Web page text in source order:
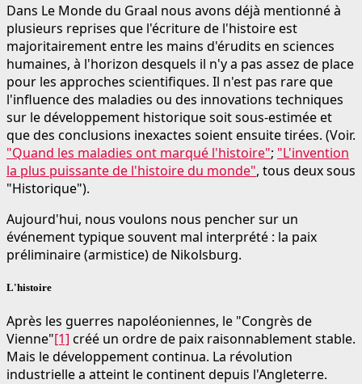
Dans Le Monde du Graal nous avons déjà mentionné à
plusieurs reprises que l'écriture de l'histoire est
majoritairement entre les mains d'érudits en sciences
humaines, à l'horizon desquels il n'y a pas assez de place
pour les approches scientifiques. Il n'est pas rare que
l'influence des maladies ou des innovations techniques
sur le développement historique soit sous-estimée et
que des conclusions inexactes soient ensuite tirées. (Voir.
"Quand les maladies ont marqué l'histoire"; "L'invention
la plus puissante de l'histoire du monde", tous deux sous
"Historique").
Aujourd'hui, nous voulons nous pencher sur un
événement typique souvent mal interprété : la paix
préliminaire (armistice) de Nikolsburg.
L'histoire
Après les guerres napoléoniennes, le "Congrès de
Vienne"[1] créé un ordre de paix raisonnablement stable.
Mais le développement continua. La révolution
industrielle a atteint le continent depuis l'Angleterre.